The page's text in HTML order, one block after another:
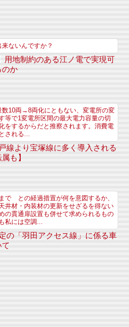
ないんですか？
用地制約のある江ノ電で実現可
のか
数10両→8両化にともない、変電所の変
等で1変電所区間の最大電力容量の切
をするからだと推察されます。消費電
される...
線より宝塚線に多く導入される
も】
で との経過措置が何を意図するか、
井材・内装材の更新をせざるを得ない
の貫通扉設置も併せて求められるもの
私には空調...
の「羽田アクセス線」に係る車